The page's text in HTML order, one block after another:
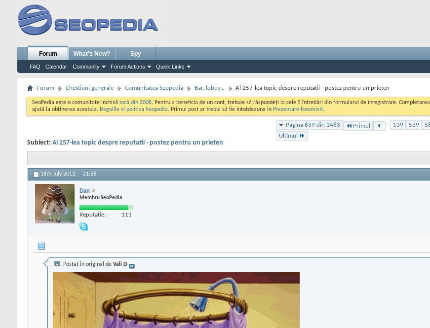
Forum
FAQ Calendar Community Forum Actions Quick Links
What's New? Spy
Forum Chestiuni generale Comunitatea Seopedia Bar, lobby... Al 257-lea topic despre reputatii - postez pentru un prieten
SeoPedia este o comunitate inchisă incă din 2008. Pentru a beneficia de un cont, trebuie să răspundeți la cele 5 întrebări din formularul de înregistrare.
ajută la obținerea acestuia. Regulile si politica Seopedia. Primul post ar trebui să fie intotdeauna in Prezentare forumisti.
Pagina 639 din 1463 Primul ... 139 539
Ultimul
Subiect: Al 257-lea topic despre reputatii - postez pentru un prieten
16th July 2013, 21:56
Dan
Membru SeoPedia
Reputatie: 111
Postat în original de Vali D